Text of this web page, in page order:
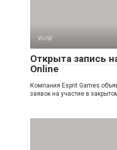
WoW
Открыта запись
Online
Компания Esprit Games
заявок на участие в